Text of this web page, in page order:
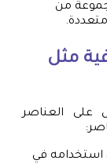
من
مثل
على العناصر
في